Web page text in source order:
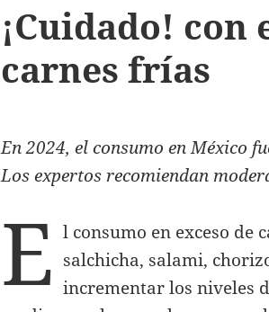
¡Cuidado! con
carnes frías
En 2024, el consumo en México
Los expertos recomiendan
E l consumo en exceso de
salchicha, salami,
incrementar los niveles